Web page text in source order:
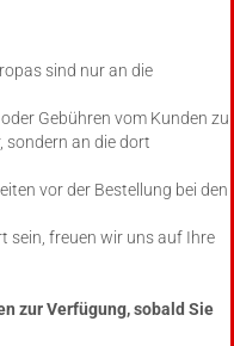
sind nur an die
Gebühren vom Kunden zu
sondern an die dort
vor der Bestellung bei den
sein, freuen wir uns auf Ihre
zur Verfügung, sobald Sie